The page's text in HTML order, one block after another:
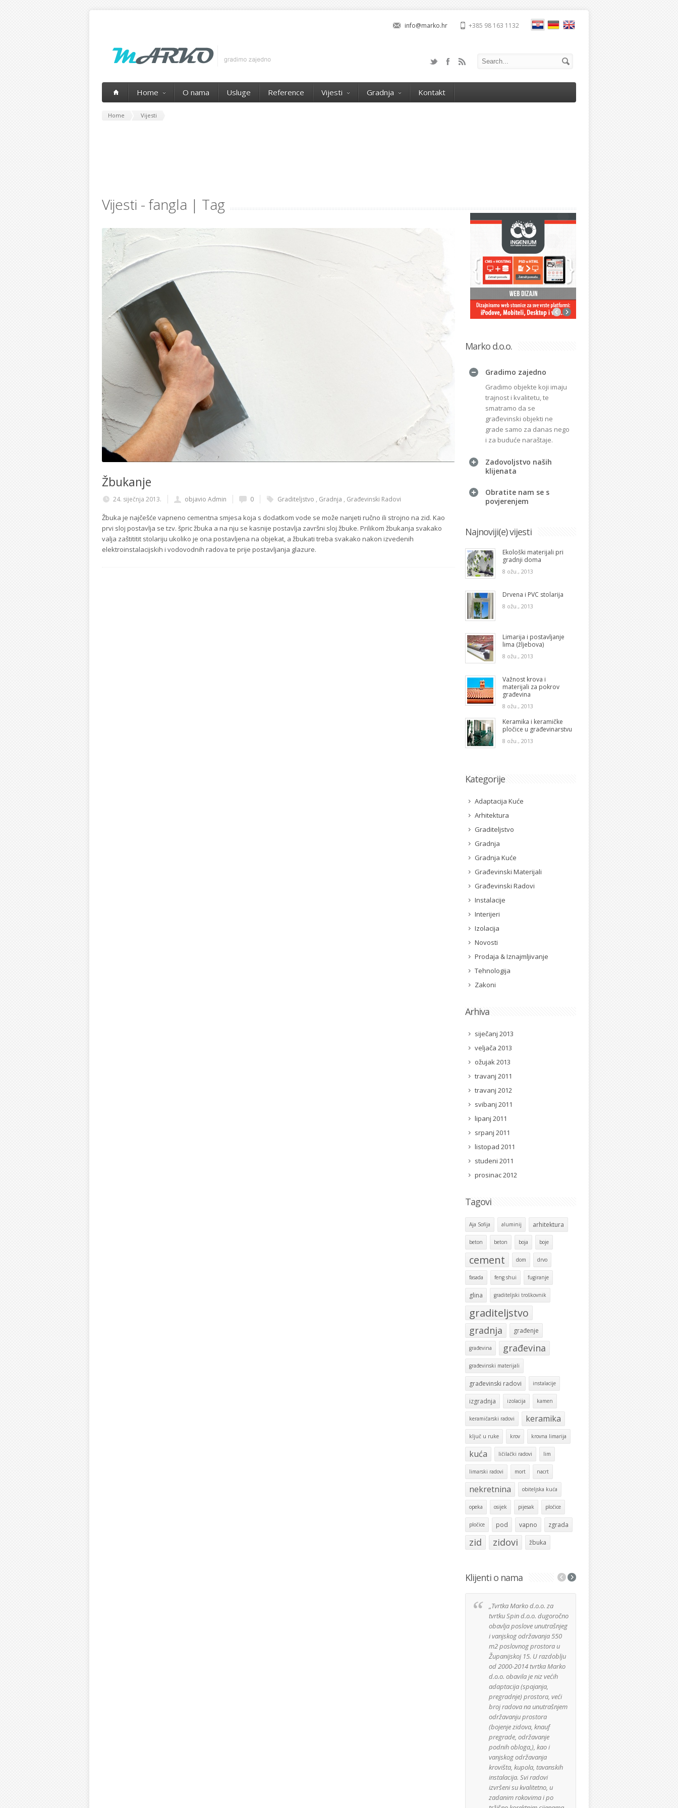
+385 98 163 1132
info@marko.hr
Home O nama Usluge Reference Vijesti Gradnja Kontakt
Home Vijesti
Vijesti - fangla | Tag
Žbukanje
24. siječnja 2013. objavio Admin 0 Graditeljstvo , Gradnja , Građevinski Radovi
Žbuka je najčešće vapneno cementna smjesa koja s dodatkom vode se može nanjeti ručno ili strojno na zid. Kao
prvi sloj postavlja se tzv. špric žbuka a na nju se kasnije postavlja završni sloj žbuke. Prilikom žbukanja svakako
valja zaštititit stolariju ukoliko je ona postavljena na objekat, a žbukati treba svakako nakon izvedenih
elektroinstalacijskih i vodovodnih radova te prije postavljanja glazure.
Marko d.o.o.
Gradimo zajedno
Gradimo objekte koji imaju
trajnost i kvalitetu, te
smatramo da se
građevinski objekti ne
grade samo za danas nego
i za buduće naraštaje.
Zadovoljstvo naših
klijenata
Obratite nam se s
povjerenjem
Najnoviji(e) vijesti
Ekološki materijali pri
gradnji doma
8 ožu., 2013
Drvena i PVC stolarija
8 ožu., 2013
Limarija i postavljanje
lima (žljebova)
8 ožu., 2013
Važnost krova i
materijali za pokrov
građevina
8 ožu., 2013
Keramika i keramičke
pločice u građevinarstvu
8 ožu., 2013
Kategorije
Adaptacija Kuće
Arhitektura
Graditeljstvo
Gradnja
Gradnja Kuće
Građevinski Materijali
Građevinski Radovi
Instalacije
Interijeri
Izolacija
Novosti
Prodaja & Iznajmljivanje
Tehnologija
Zakoni
Arhiva
siječanj 2013
veljača 2013
ožujak 2013
travanj 2011
travanj 2012
svibanj 2011
lipanj 2011
srpanj 2011
listopad 2011
studeni 2011
prosinac 2012
Tagovi
Aja Sofija aluminij arhitektura
beton beton boja boje
cement dom drvo
fasada feng shui fugiranje
glina graditeljski troškovnik
graditeljstvo
gradnja građenje
građevina građevina
građevinski materijali
građevinski radovi instalacije
izgradnja izolacija kamen
keramičarski radovi keramika
ključ u ruke krov krovna limarija
kuća ličilački radovi lim
limarski radovi mort nacrt
nekretnina obiteljska kuća
opeka osijek pijesak pločice
pločice pod vapno zgrada
zid zidovi žbuka
Klijenti o nama
„Tvrtka Marko d.o.o. za
tvrtku Spin d.o.o. dugoročno
obavlja poslove unutrašnjeg
i vanjskog održavanja 550
m2 poslovnog prostora u
Županijskoj 15. U razdoblju
od 2000-2014 tvrtka Marko
d.o.o. obavila je niz većih
adaptacija (spajanja,
pregradnje) prostora, veći
broj radova na unutrašnjem
održavanju prostora
(bojenje zidova, knauf
pregrade, održavanje
podnih obloga,), kao i
vanjskog održavanja
krovišta, kupola, tavanskih
instalacija. Svi radovi
izvršeni su kvalitetno, u
zadanim rokovima i po